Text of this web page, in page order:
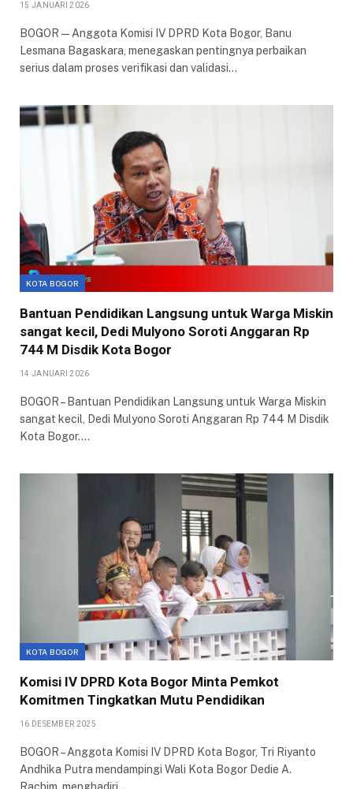
15 JANUARI 2026
BOGOR — Anggota Komisi IV DPRD Kota Bogor, Banu
Lesmana Bagaskara, menegaskan pentingnya perbaikan
serius dalam proses verifikasi dan validasi…
KOTA BOGOR
Bantuan Pendidikan Langsung untuk Warga Miskin
sangat kecil, Dedi Mulyono Soroti Anggaran Rp
744 M Disdik Kota Bogor
14 JANUARI 2026
BOGOR – Bantuan Pendidikan Langsung untuk Warga Miskin
sangat kecil, Dedi Mulyono Soroti Anggaran Rp 744 M Disdik
Kota Bogor.…
KOTA BOGOR
Komisi IV DPRD Kota Bogor Minta Pemkot
Komitmen Tingkatkan Mutu Pendidikan
16 DESEMBER 2025
BOGOR – Anggota Komisi IV DPRD Kota Bogor, Tri Riyanto
Andhika Putra mendampingi Wali Kota Bogor Dedie A.